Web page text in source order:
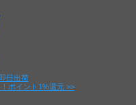
日出荷
ポイント1%還元 >>